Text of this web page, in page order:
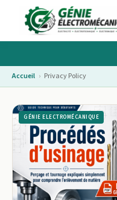
Accueil › Privacy Policy
GÉNIE ELECTROMÉCANIQUE